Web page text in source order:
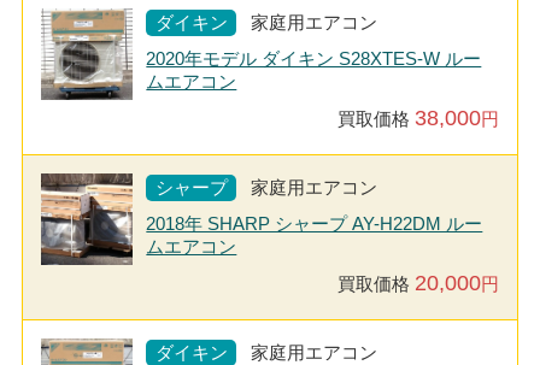
ダイキン
家庭用エアコン
2020年モデル ダイキン S28XTES-W ルー
ムエアコン
買取価格 38,000円
シャープ
家庭用エアコン
2018年 SHARP シャープ AY-H22DM ルー
ムエアコン
買取価格 20,000円
ダイキン
家庭用エアコン